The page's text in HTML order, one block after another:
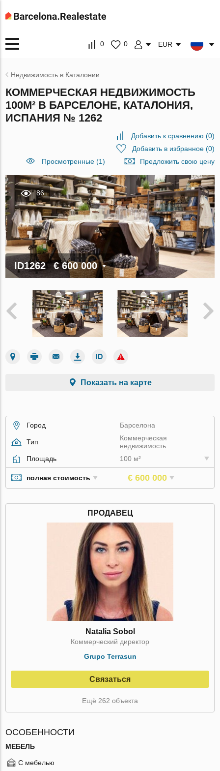
0 0 EUR
Недвижимость в Каталонии
КОММЕРЧЕСКАЯ НЕДВИЖИМОСТЬ
100М² В БАРСЕЛОНЕ, КАТАЛОНИЯ,
ИСПАНИЯ № 1262
Добавить к сравнению (0)
Добавить в избранное(0)
Просмотренные (1)
Предложить свою цену
86
ID1262 € 600 000
Показать на карте
Город Барселона
Тип
Коммерческая
недвижимость
Площадь
100 м²
полная стоимость € 600 000
ПРОДАВЕЦ
Natalia Sobol
Коммерческий директор
Grupo Terrasun
Связаться
Ещё 262 объекта
ОСОБЕННОСТИ
МЕБЕЛЬ
С мебелью